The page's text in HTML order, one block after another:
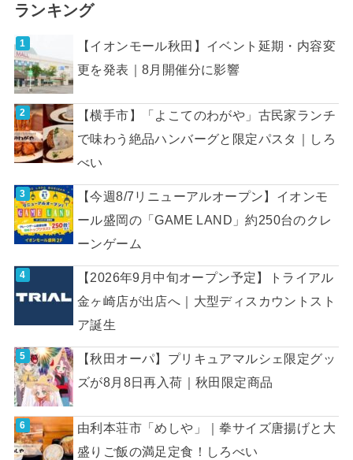
ランキング
【イオンモール秋田】イベント延期・内容変
更を発表｜8月開催分に影響
【横手市】「よこてのわがや」古民家ランチ
で味わう絶品ハンバーグと限定パスタ｜しろ
べい
【今週8/7リニューアルオープン】イオンモ
ール盛岡の「GAME LAND」約250台のクレ
ーンゲーム
【2026年9月中旬オープン予定】トライアル
金ヶ崎店が出店へ｜大型ディスカウントスト
ア誕生
【秋田オーパ】プリキュアマルシェ限定グッ
ズが8月8日再入荷｜秋田限定商品
由利本荘市「めしや」｜拳サイズ唐揚げと大
盛りご飯の満足定食！しろべい